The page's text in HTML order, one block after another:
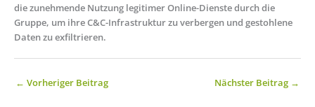
die zunehmende Nutzung legitimer Online-Dienste durch die
Gruppe, um ihre C&C-Infrastruktur zu verbergen und gestohlene
Daten zu exfiltrieren.
← Vorheriger Beitrag Nächster Beitrag →